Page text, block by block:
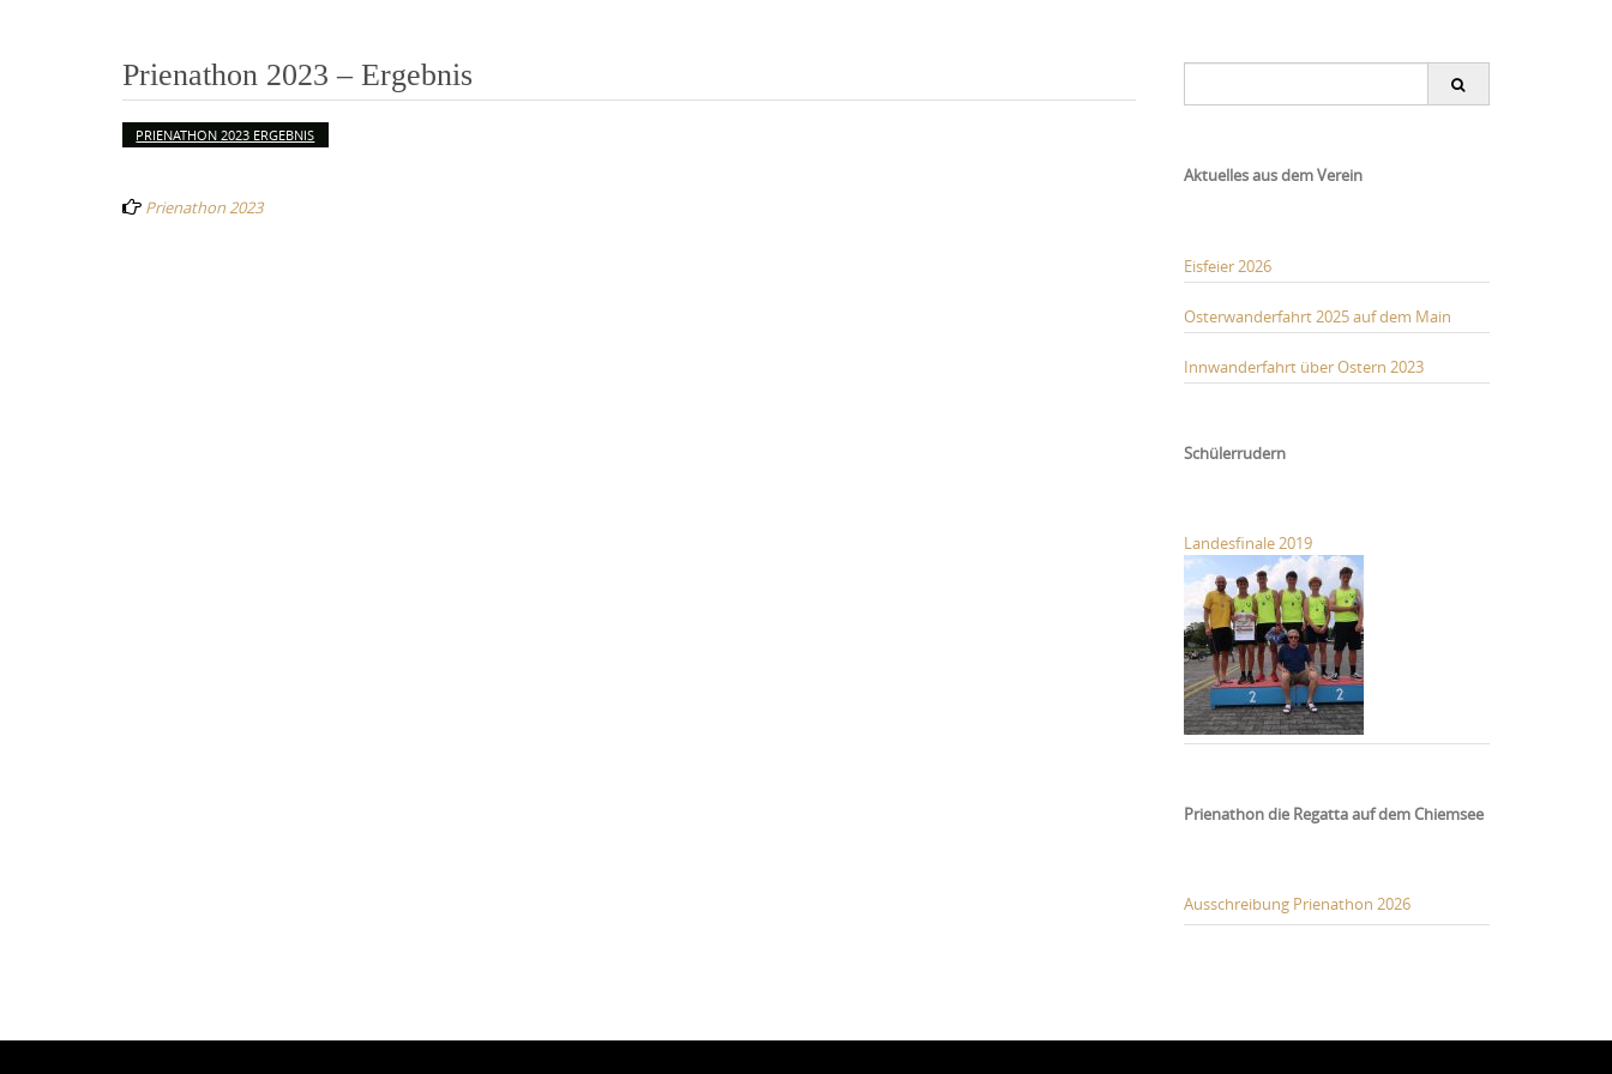
Prienathon 2023 – Ergebnis
PRIENATHON 2023 ERGEBNIS
Post
Prienathon 2023
Aktuelles aus dem Verein
Eisfeier 2026
Osterwanderfahrt 2025 auf dem Main
Innwanderfahrt über Ostern 2023
Schülerrudern
Landesfinale 2019
Prienathon die Regatta auf dem Chiemsee
Ausschreibung Prienathon 2026